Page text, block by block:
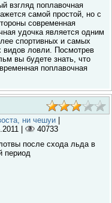
взгляд поплавочная
самой простой, но с
современная
удочка является одним
спортивных и самых
видов ловли. Посмотрев
вы будете знать, что
поплавочная
ни чешуи
40733
после схода льда в
период